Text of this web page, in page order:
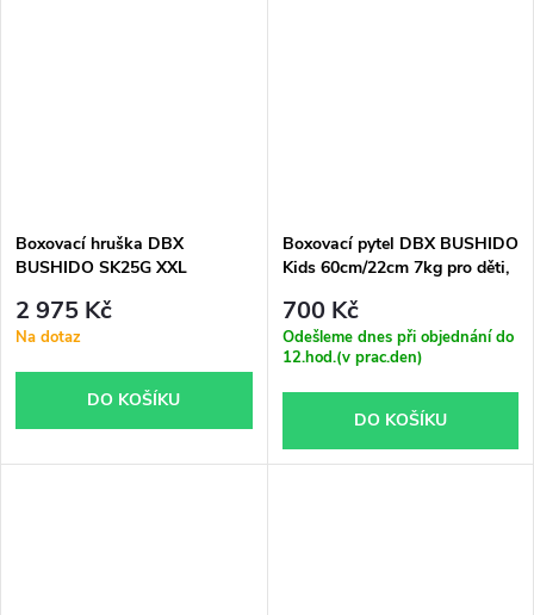
Boxovací hruška DBX
BUSHIDO SK25G XXL
2 975 Kč
Na dotaz
DO KOŠÍKU
Boxovací pytel DBX BUSHIDO
Kids 60cm/22cm 7kg pro děti,
700 Kč
Odešleme dnes při objednání do
12.hod.(v prac.den)
DO KOŠÍKU